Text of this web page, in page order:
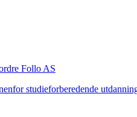
Follo AS
studieforberedende